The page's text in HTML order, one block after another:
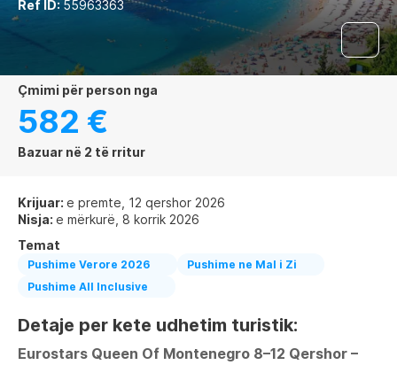
Ref ID: 55963363
çmimi për person nga
582 €
Bazuar në 2 të rritur
Krijuar: e premte, 12 qershor 2026
Nisja: e mërkurë, 8 korrik 2026
Temat
Pushime Verore 2026
Pushime ne Mal i Zi
Pushime All Inclusive
Detaje per kete udhetim turistik:
Eurostars Queen Of Montenegro 8–12 Qershor –